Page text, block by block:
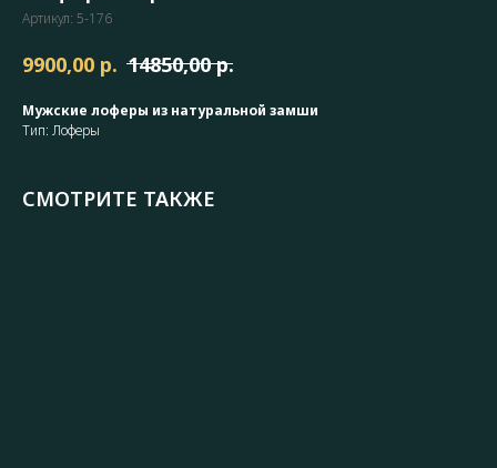
Артикул: 5-176
9900,00 р. 14850,00 р.
Мужские лоферы из натуральной замши
Тип: Лоферы
СМОТРИТЕ ТАКЖЕ